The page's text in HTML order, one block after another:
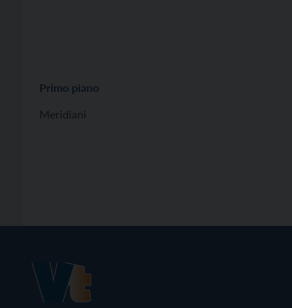
Primo piano
Meridiani